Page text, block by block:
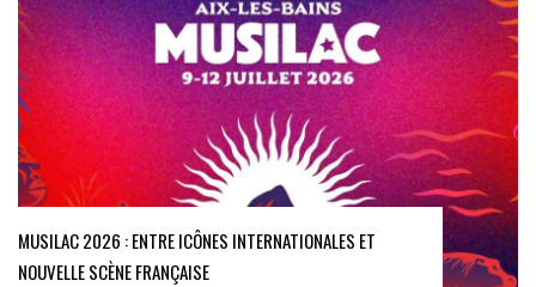
MUSILAC 2026 : ENTRE ICÔNES INTERNATIONALES ET
NOUVELLE SCÈNE FRANÇAISE